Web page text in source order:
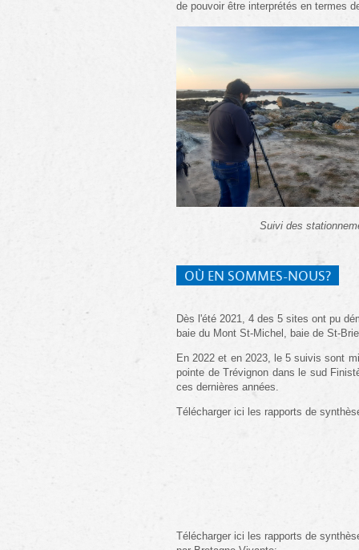
de pouvoir être interprétés en termes
Suivi des
OÙ EN SOMMES-NOUS?
Dès l'été 2021, 4 des 5 sites ont pu
baie du Mont St-Michel, baie de St-
En 2022 et en 2023, le 5 suivis sont
pointe de Trévignon dans le sud
ces dernières années.
Télécharger ici les rapports de
Télécharger ici les rapports de